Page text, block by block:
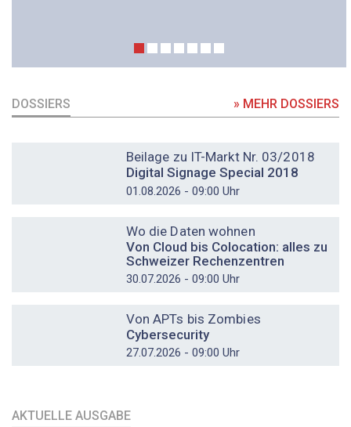
DOSSIERS » MEHR DOSSIERS
Beilage zu IT-Markt Nr. 03/2018
Digital Signage Special 2018
01.08.2026 - 09:00 Uhr
Wo die Daten wohnen
Von Cloud bis Colocation: alles zu
Schweizer Rechenzentren
30.07.2026 - 09:00 Uhr
Von APTs bis Zombies
Cybersecurity
27.07.2026 - 09:00 Uhr
AKTUELLE AUSGABE